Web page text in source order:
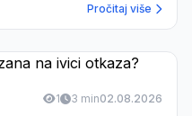
Pročitaj više
1 3 min02.08.2026